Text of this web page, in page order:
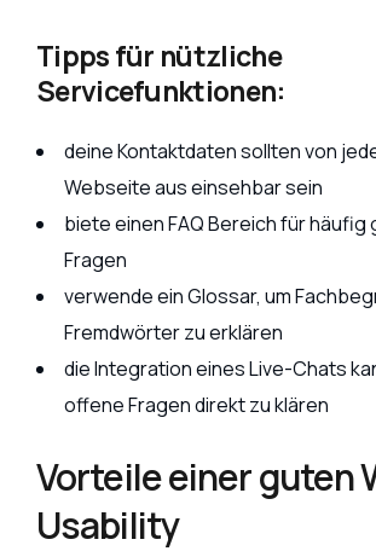
Tipps für nützliche
Servicefunktionen:
deine Kontaktdaten sollten von
Webseite aus einsehbar sein
biete einen FAQ Bereich für
Fragen
verwende ein Glossar, um
Fremdwörter zu erklären
die Integration eines Live-Chats
offene Fragen direkt zu klären
Vorteile einer guten
Usability